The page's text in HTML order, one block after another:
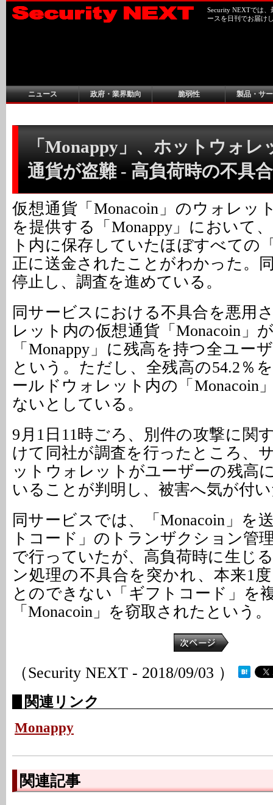
Security NEXTでは
ースを日刊でお届け
ニュース 政府・業界動向 脆弱性 製品・サ
「Monappy」、ホットウォレ
通貨が盗難 - 高負荷時の不具
仮想通貨「Monacoin」のウォレッ
を提供する「Monappy」において
ト内に保存していたほぼすべての
正に送金されたことがわかった。
停止し、調査を進めている。
同サービスにおける不具合を悪用
レット内の仮想通貨「Monacoin」
「Monappy」に残高を持つ全ユー
という。ただし、全残高の54.2％
ールドウォレット内の「Monacoin
ないとしている。
9月1日11時ごろ、別件の攻撃に関
けて同社が調査を行ったところ、
ットウォレットがユーザーの残高
いることが判明し、被害へ気が付
同サービスでは、「Monacoin」を
トコード」のトランザクション管
で行っていたが、高負荷時に生じ
ン処理の不具合を突かれ、本来1
とのできない「ギフトコード」を
「Monacoin」を窃取されたという。
（Security NEXT - 2018/09/03 ）
関連リンク
Monappy
関連記事